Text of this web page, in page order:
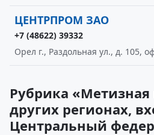
ЦЕНТРПРОМ ЗАО
+7 (48622) 39332
Орел г., Раздольная ул., д. 105,
Рубрика
других регионах,
Центральный